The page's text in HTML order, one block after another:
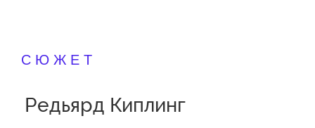
СЮЖЕТ
Редьярд Киплинг